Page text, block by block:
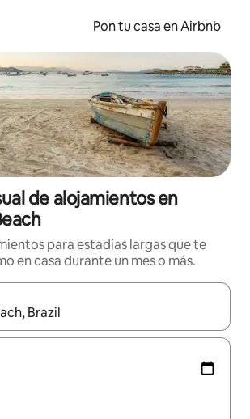
Pon tu casa en Airbnb
de alojamientos en
para estadías largas que te
en casa durante un mes o más.
estén disponibles, navega con las